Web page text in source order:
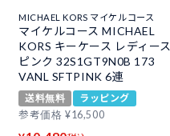
MICHAEL KORS マイケルコース
マイケルコース MICHAEL
KORS キーケース レディース
ピンク 32S1GT9N0B 173
VANL SFTPINK 6連
送料無料
ラッピング
参考価格 ¥16,500